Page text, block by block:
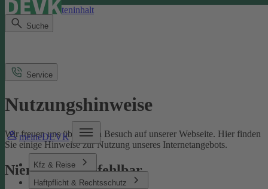
Direkt zum Seiteninhalt
Suche
meineDEVK
Kfz & Reise
Haftpflicht & Rechtsschutz
Service
Nutzungshinweise
Wir freuen uns über Ihren Besuch auf unserer Webseite. Hier finden
Sie einige Hinweise zur Nutzung unseres Internetangebots.
Niemand ist unfehlbar